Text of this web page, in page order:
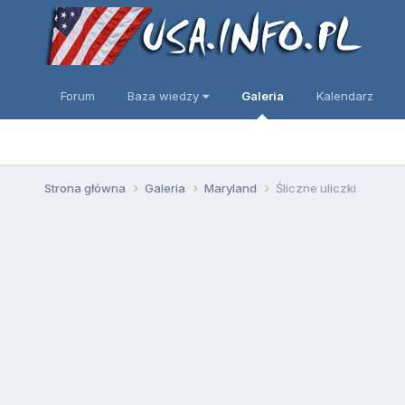
Forum Baza wiedzy Galeria Kalendarz
Strona główna Galeria Maryland Śliczne uliczki